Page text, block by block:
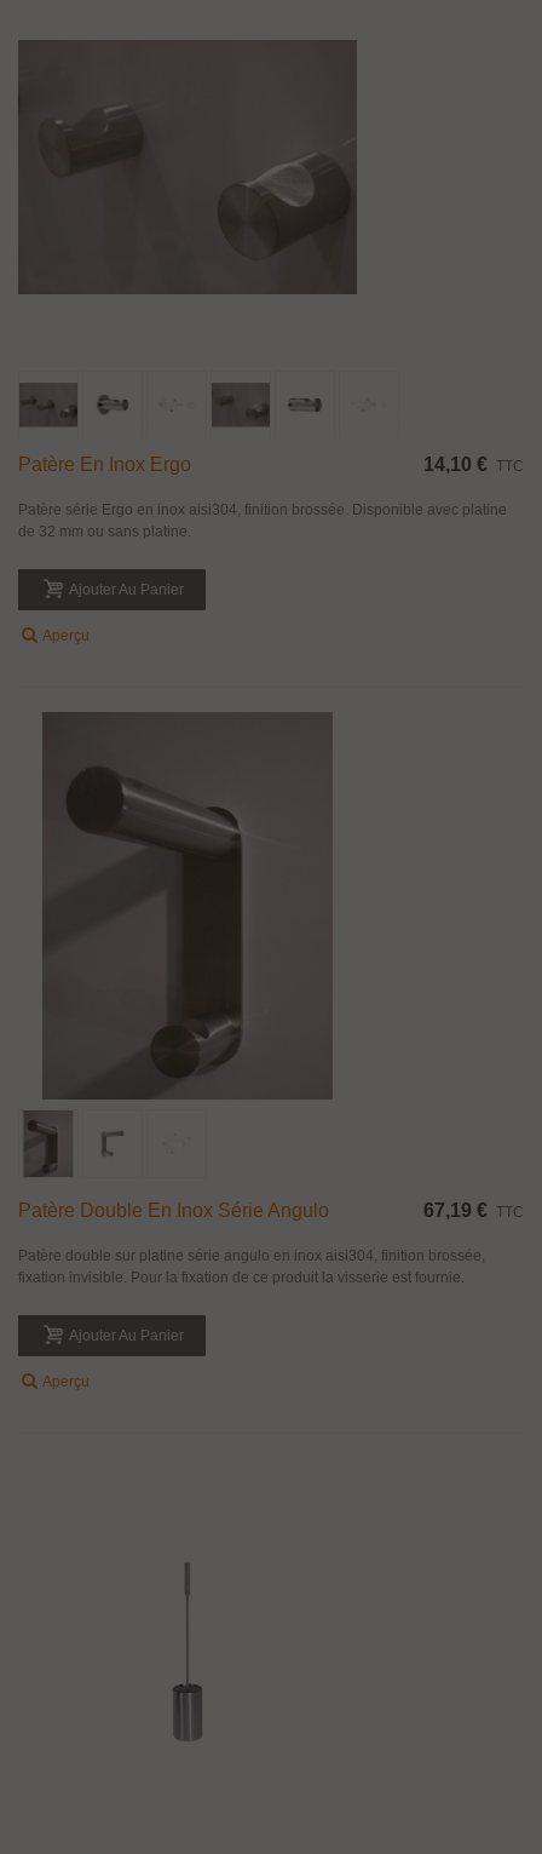
Patère En Inox Ergo 14,10 € TTC
Patère série Ergo en inox aisi304, finition brossée. Disponible avec platine
de 32 mm ou sans platine.
Ajouter Au Panier
Aperçu
Patère Double En Inox Série Angulo 67,19 € TTC
Patère double sur platine série angulo en inox aisi304, finition brossée,
fixation invisible. Pour la fixation de ce produit la visserie est fournie.
Ajouter Au Panier
Aperçu